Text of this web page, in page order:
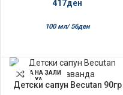
417ден
100 мл/ 56ден
НЕМА НА ЗАЛИ
ХА
Детски сапун Becutan 90гр